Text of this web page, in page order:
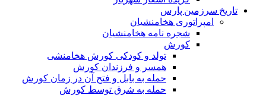
تاریخ سرزمین پارس
امپراتوری هخامنشیان
شجره نامه هخامنشیان
کورش
تولد و کودکی کورش هخامنشی
همسر و فرزندان کورش
حمله به بابل و فتح آن در زمان کورش
حمله به شرق توسط کورش